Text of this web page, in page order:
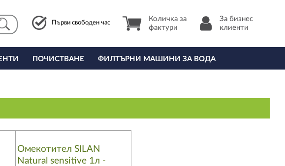
Първи свободен час
Количка за
фактури
За бизнес
клиенти
ПОЧИСТВАНЕ ФИЛТЪРНИ МАШИНИ ЗА ВОДА
Омекотител SILAN
Natural sensitive 1л -